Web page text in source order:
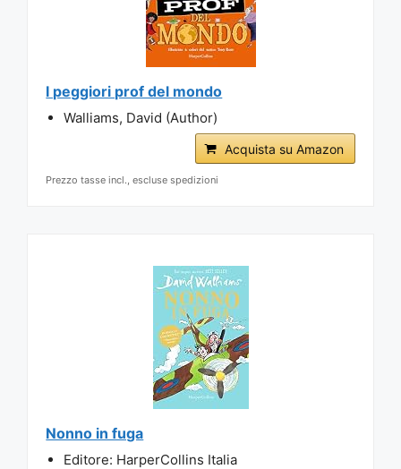
I peggiori prof del mondo
Walliams, David (Author)
Acquista su Amazon
Prezzo tasse incl., escluse spedizioni
Nonno in fuga
Editore: HarperCollins Italia